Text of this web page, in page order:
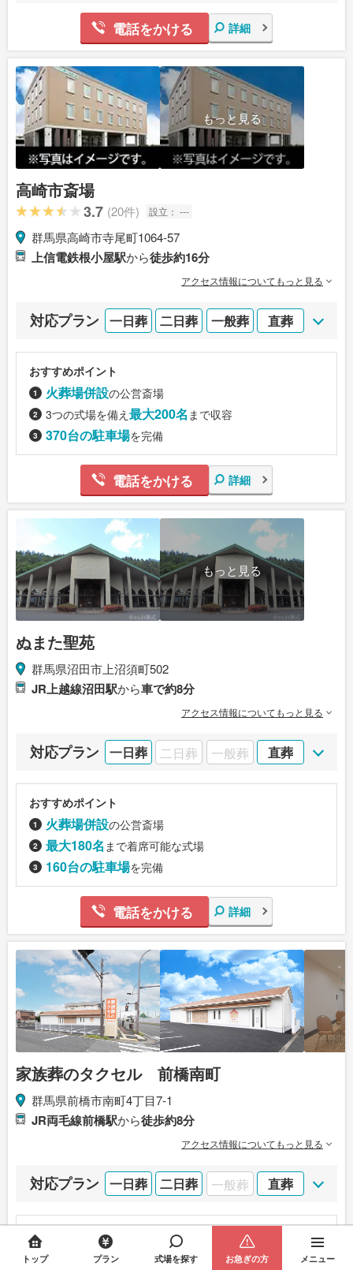
電話をかける 詳細
もっと見る
高崎市斎場
3.7 (20件) 設立： ---
群馬県高崎市寺尾町1064-57
上信電鉄根小屋駅から徒歩約16分
アクセス情報についてもっと見る
対応プラン 一日葬 二日葬 一般葬 直葬
おすすめポイント
火葬場併設の公営斎場
3つの式場を備え 最大200名 まで収容
370台の駐車場を完備
電話をかける 詳細
もっと見る
ぬまた聖苑
群馬県沼田市上沼須町502
JR上越線沼田駅から車で約8分
アクセス情報についてもっと見る
対応プラン 一日葬 二日葬 一般葬 直葬
おすすめポイント
火葬場併設の公営斎場
最大180名 まで着席可能な式場
160台の駐車場を完備
電話をかける 詳細
家族葬のタクセル 前橋南町
群馬県前橋市南町4丁目7-1
JR両毛線前橋駅から徒歩約8分
アクセス情報についてもっと見る
対応プラン 一日葬 二日葬 一般葬 直葬
おすすめポイント
1日1組貸切り の家族葬専用式場
トップ プラン 式場を探す お急ぎの方 メニュー